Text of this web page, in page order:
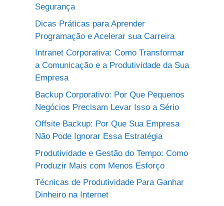
Segurança
Dicas Práticas para Aprender
Programação e Acelerar sua Carreira
Intranet Corporativa: Como Transformar
a Comunicação e a Produtividade da Sua
Empresa
Backup Corporativo: Por Que Pequenos
Negócios Precisam Levar Isso a Sério
Offsite Backup: Por Que Sua Empresa
Não Pode Ignorar Essa Estratégia
Produtividade e Gestão do Tempo: Como
Produzir Mais com Menos Esforço
Técnicas de Produtividade Para Ganhar
Dinheiro na Internet